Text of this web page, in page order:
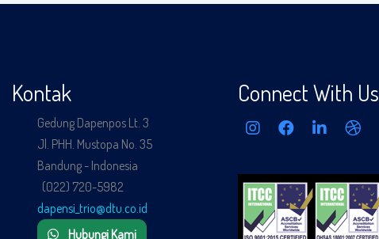
Kontak
Gedung Dapenpos Lt. 3
Jl. PHH. Mustopa No. 35
Bandung - Indonesia
(022) 720-5982
dapensi_trio@dtu.co.id
Hubungi Kami
Connect With Us